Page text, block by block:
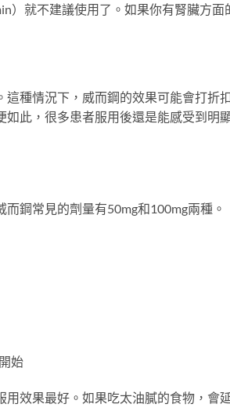
）就不建議使用了。如果你有腎臟方面
種情況下，威而鋼的效果可能會打折
此，很多患者服用後還是能感受到明
鋼常見的劑量有50mg和100mg兩種。
始
效果最好。如果吃太油膩的食物，會